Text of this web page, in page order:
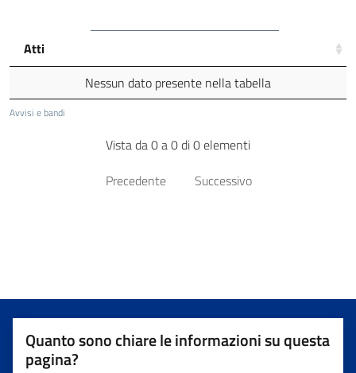
Avvisi e bandi
Atti
Nessun dato presente nella tabella
Vista da 0 a 0 di 0 elementi
Precedente
Successivo
Quanto sono chiare le informazioni su questa
pagina?